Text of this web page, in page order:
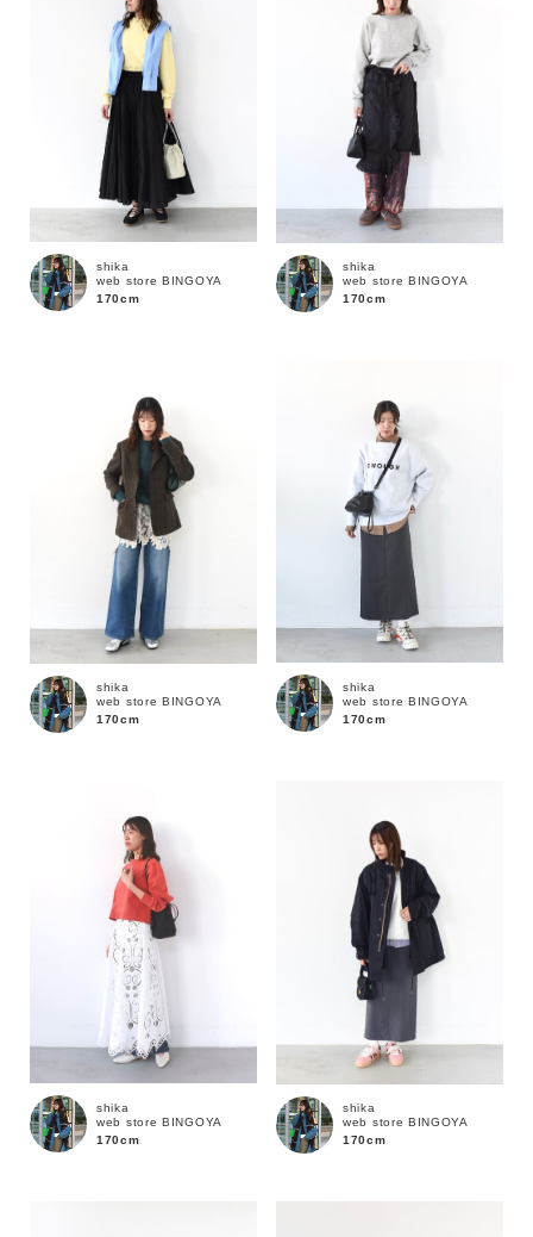
キーワード
LADIES
shika
web store BINGOYA
170cm
shika
web store BINGOYA
170cm
shika
web store BINGOYA
170cm
shika
web store BINGOYA
170cm
shika
web store BINGOYA
170cm
shika
web store BINGOYA
170cm